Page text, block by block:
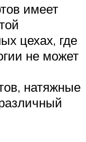
имеет
цехах, где
не может
натяжные